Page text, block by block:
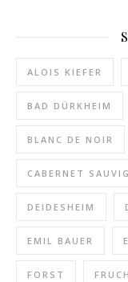
ALOIS KIEFER
BAD DÜRKHEIM
BLANC DE NOIR
CABERNET
DEIDESHEIM
EMIL BAUER
FORST